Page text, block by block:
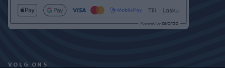
VOLG ONS